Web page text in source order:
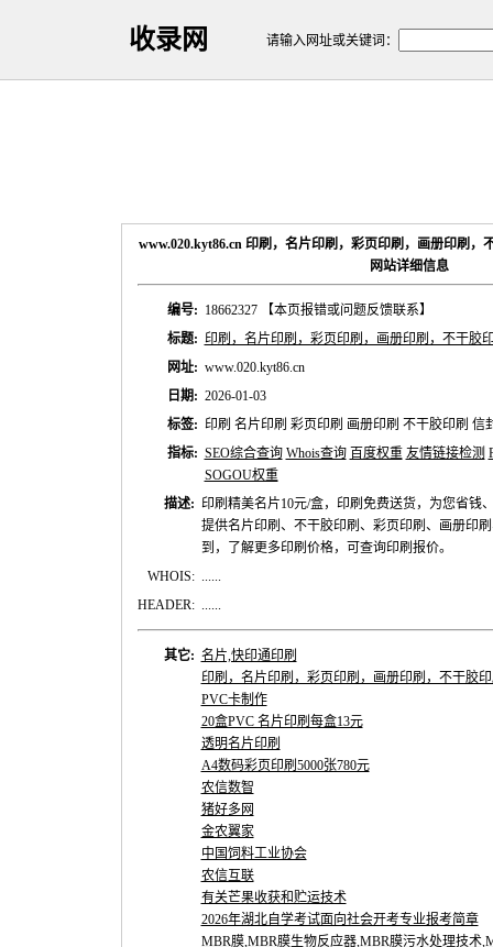
收录网 请输入网址或关键词：
www.020.kyt86.cn 印刷，名片印刷，彩页印刷，画册印刷，
网站详细信息
编号: 18662327
【本页报错或问题反馈联系】
标题: 印刷，名片印刷，彩页印刷，画册印刷，不干胶
网址: www.020.kyt86.cn
日期: 2026-01-03
标签: 印刷 名片印刷 彩页印刷 画册印刷 不干胶印刷 信
指标: SEO综合查询 Whois查询 百度权重 友情链接检测
SOGOU权重
描述: 印刷精美名片10元/盒，印刷免费送货，为您省钱
提供名片印刷、不干胶印刷、彩页印刷、画册印
到，了解更多印刷价格，可查询印刷报价。
WHOIS: ......
HEADER: ......
其它: 名片,快印通印刷
印刷，名片印刷，彩页印刷，画册印刷，不干胶
PVC卡制作
20盒PVC 名片印刷每盒13元
透明名片印刷
A4数码彩页印刷5000张780元
农信数智
猪好多网
金农翼家
中国饲料工业协会
农信互联
有关芒果收获和贮运技术
2026年湖北自学考试面向社会开考专业报考简章
MBR膜,MBR膜生物反应器,MBR膜污水处理技术